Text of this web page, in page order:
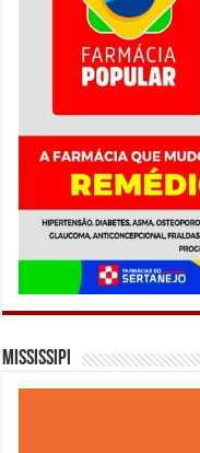
Mississipi